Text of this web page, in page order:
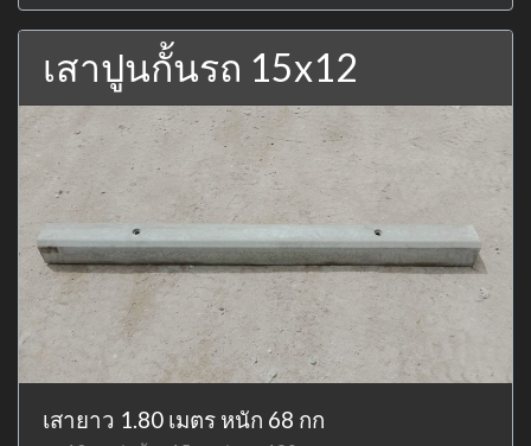
เสาปูนกั้นรถ 15x12
เสายาว 1.80 เมตร หนัก 68 กก